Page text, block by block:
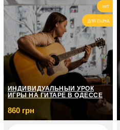
2 чел. / 1 час
2 100
грнHIT
ДЛЯ СЫНА
ИНДИВИДУАЛЬНЫЙ УРОК
ИГРЫ НА ГИТАРЕ В ОДЕССЕ
860 грн